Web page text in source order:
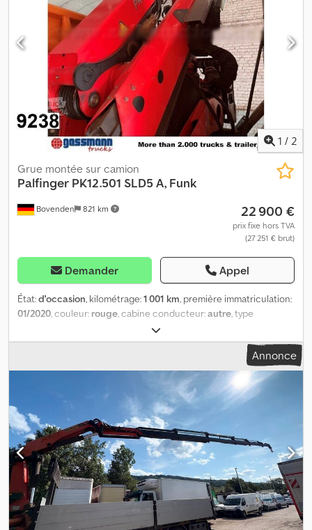
1 / 2
Bovenden 821 km
Grue montée sur camion
Palfinger PK12.501 SLD5 A, Funk
22 900 €
prix fixe hors TVA
(27 251 € brut)
Demander Appel
État:d'occasion, kilométrage:1 001 km, première immatriculation:
01/2020, couleur: rouge, cabine conducteur:autre, type
, Année de construction:
grue, verrouillage centralisé, Emplacement du véhicule : en
cours de livraison / en transit, grue située derrière le bâtiment,
arrêt d’urgence, commande de la pince, pliable, système de
stabilisation hydraulique à 2 points, télécommande sans fil,
2 vérins hydrauliques. Dcjdpozp R Alsfx An Ejk Superstructure :
Palfinger PK 12.501 SLD5 A avec télécommande sans fil
(commande à distance). Diagramme de charge : 3,8 m – 2 900 kg,
5,7 m – 1 920 kg, 7,6 m – 1 440 kg ! Toutes les informations sont
données sans garantie, car la grue est en cours de livraison ! Les
informations sur les accessoires sont données sans garantie, sous
réserve de modifications, de vente entre deux dates et d’erreurs.
Annonce